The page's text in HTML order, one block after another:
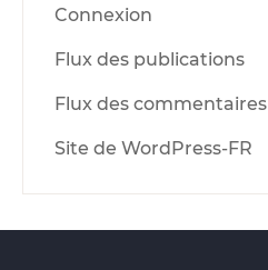
Connexion
Flux des publications
Flux des commentaires
Site de WordPress-FR